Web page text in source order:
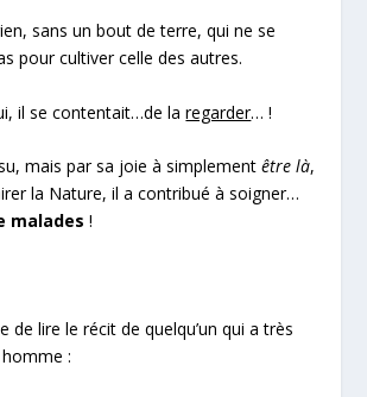
sans un bout de terre, qui ne se
pour cultiver celle des autres.
il se contentait…de laregarder… !
mais par sa joie à simplementêtre là,
la Nature, il a contribué à soigner…
malades !
de lire le récit de quelqu’un qui a très
: